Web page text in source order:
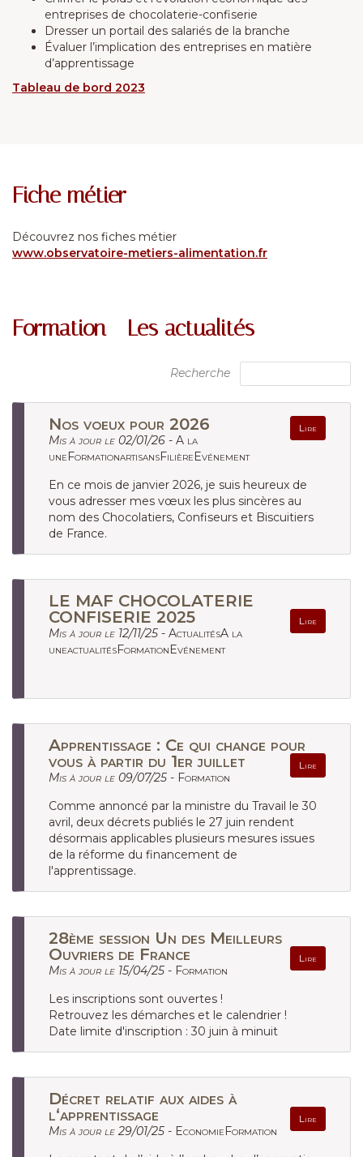
entreprises de chocolaterie-confiserie
Dresser un portail des salariés de la branche
Évaluer l’implication des entreprises en matière
d’apprentissage
Tableau de bord 2023
Fiche métier
Découvrez nos fiches métier
www.observatoire-metiers-alimentation.fr
Formation - Les actualités
Recherche
Nos voeux pour 2026 Lire
Mis à jour le 02/01/26 - A la
uneFormationartisansFilièreEvénement
En ce mois de janvier 2026, je suis heureux de
vous adresser mes vœux les plus sincères au
nom des Chocolatiers, Confiseurs et Biscuitiers
de France.
LE MAF CHOCOLATERIE
CONFISERIE 2025
Lire
Mis à jour le 12/11/25 - ActualitésA la
uneactualitésFormationEvénement
Apprentissage : Ce qui change pour
vous à partir du 1er juillet
Lire
Mis à jour le 09/07/25 - Formation
Comme annoncé par la ministre du Travail le 30
avril, deux décrets publiés le 27 juin rendent
désormais applicables plusieurs mesures issues
de la réforme du financement de
l'apprentissage.
28ème session Un des Meilleurs
Ouvriers de France
Lire
Mis à jour le 15/04/25 - Formation
Les inscriptions sont ouvertes !
Retrouvez les démarches et le calendrier !
Date limite d'inscription : 30 juin à minuit
Décret relatif aux aides à
l‘apprentissage
Lire
Mis à jour le 29/01/25 - EconomieFormation